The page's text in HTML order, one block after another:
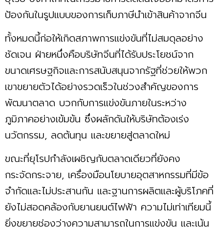
ป้องกันในรูปแบบของการเก็บภาษีนำเข้าสินค้าจากจีน
ทั้งหมดนี้ก่อให้เกิดสภาพการแข่งขันที่ไม่สมดุลอย่าง
ชัดเจน ฝ่ายหนึ่งคือบริษัทจีนที่ได้รับประโยชน์จาก
ขนาดเศรษฐกิจและการสนับสนุนจากรัฐที่ช่วยให้พวก
เขาขยายตัวได้อย่างรวดเร็วในช่วงสำคัญของการ
พัฒนาตลาด บวกกับการแข่งขันภายในระหว่าง
ภูมิภาคอย่างเข้มข้น ซึ่งผลักดันให้บริษัทต้องเร่ง
นวัตกรรม, ลดต้นทุน และขยายสู่ตลาดใหม่
ขณะที่ยุโรปกำลังเผชิญกับตลาดเดียวที่ยังคง
กระจัดกระจาย, เครื่องมือนโยบายอุตสาหกรรมที่มีข้อ
จำกัดและไม่ประสานกัน และฐานการผลิตและผู้บริโภคที่
ยังไม่สอดคล้องกับยานยนต์ไฟฟ้า ความไม่เท่าเทียมนี้
ยิ่งขยายช่องว่างความสามารถในการแข่งขัน และเน้น